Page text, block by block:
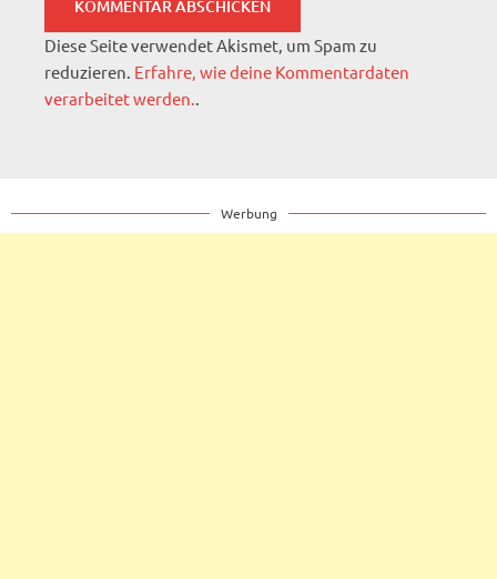
Diese Seite verwendet Akismet, um Spam zu
reduzieren. Erfahre, wie deine Kommentardaten
verarbeitet werden..
Werbung